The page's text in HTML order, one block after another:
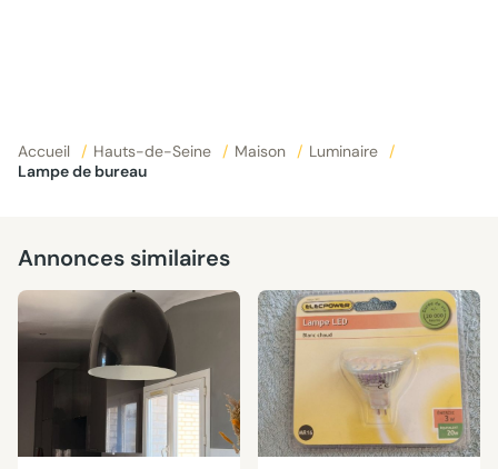
Accueil / Hauts-de-Seine / Maison / Luminaire
/
Lampe de bureau
Annonces similaires